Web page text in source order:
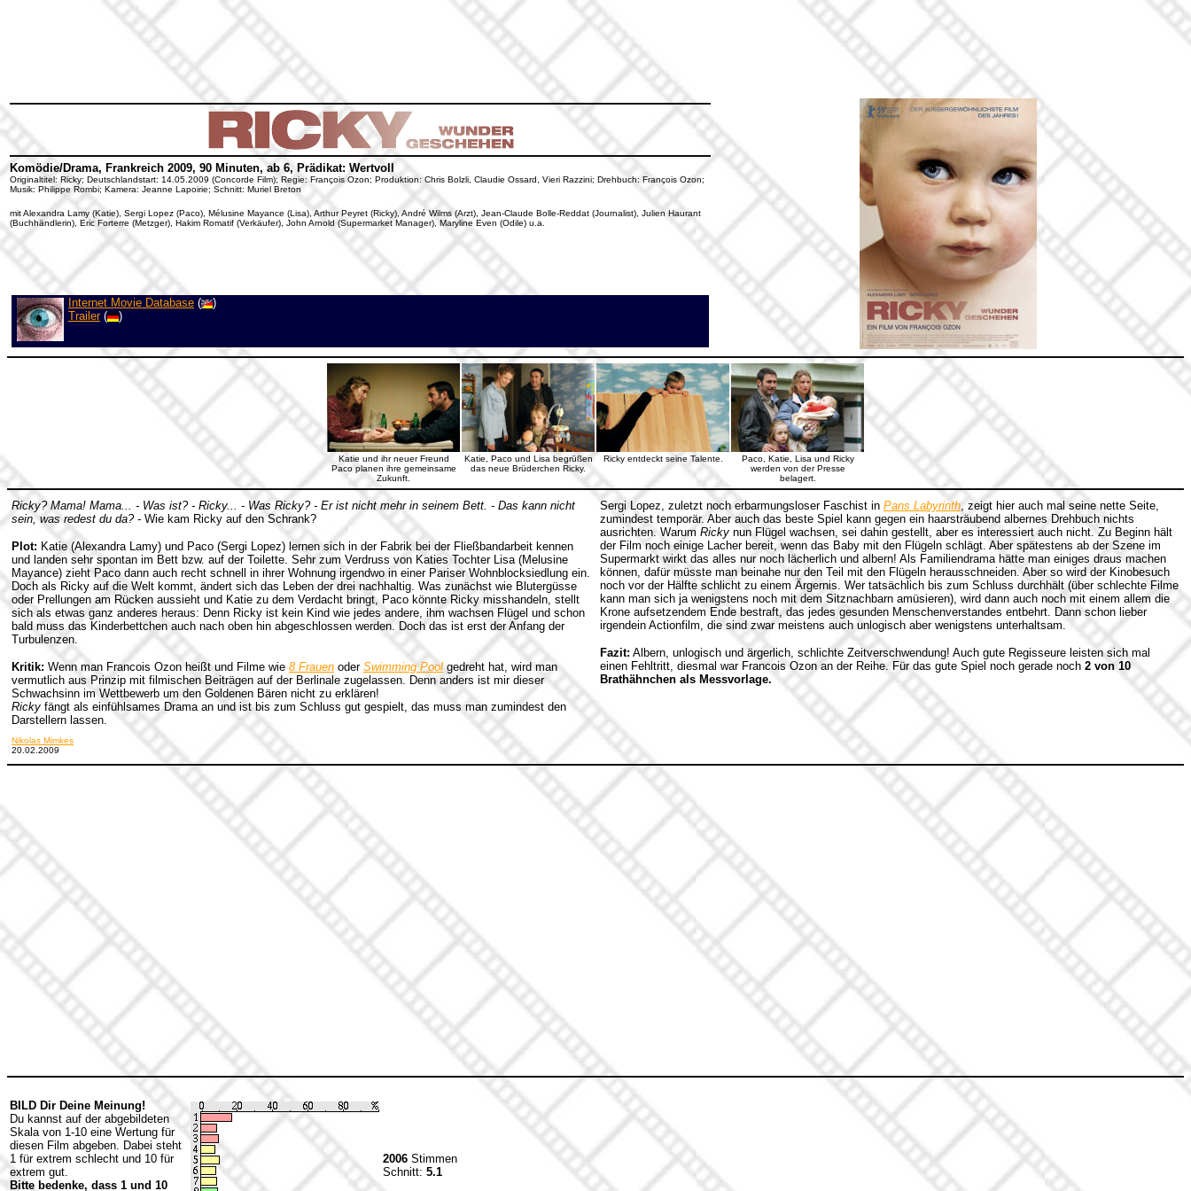
Komödie/Drama, Frankreich 2009, 90 Minuten, ab 6, Prädikat: Wertvoll
Originaltitel: Ricky; Deutschlandstart: 14.05.2009 (Concorde Film); Regie: François Ozon; Produktion: Chris Bolzli, Claudie Ossard, Vieri Razzini; Drehbuch: François Ozon;
Musik: Philippe Rombi; Kamera: Jeanne Lapoirie; Schnitt: Muriel Breton
mit Alexandra Lamy (Katie), Sergi Lopez (Paco), Mélusine Mayance (Lisa), Arthur Peyret (Ricky), André Wilms (Arzt), Jean-Claude Bolle-Reddat (Journalist), Julien Haurant
(Buchhändlerin), Eric Forterre (Metzger), Hakim Romatif (Verkäufer), John Arnold (Supermarket Manager), Maryline Even (Odile) u.a.
Internet Movie Database (
)
Trailer( )
Katie und ihr neuer Freund
Paco planen ihre gemeinsame
Zukunft.
Katie, Paco und Lisa begrüßen
das neue Brüderchen Ricky.
Ricky entdeckt seine Talente.
Paco, Katie, Lisa und Ricky
werden von der Presse
belagert.
Ricky? Mama! Mama... - Was ist? - Ricky... - Was Ricky? - Er ist nicht mehr in seinem Bett. - Das kann nicht
sein, was redest du da? - Wie kam Ricky auf den Schrank?
Plot: Katie (Alexandra Lamy) und Paco (Sergi Lopez) lernen sich in der Fabrik bei der Fließbandarbeit kennen
und landen sehr spontan im Bett bzw. auf der Toilette. Sehr zum Verdruss von Katies Tochter Lisa (Melusine
Mayance) zieht Paco dann auch recht schnell in ihrer Wohnung irgendwo in einer Pariser Wohnblocksiedlung ein.
Doch als Ricky auf die Welt kommt, ändert sich das Leben der drei nachhaltig. Was zunächst wie Blutergüsse
oder Prellungen am Rücken aussieht und Katie zu dem Verdacht bringt, Paco könnte Ricky misshandeln, stellt
sich als etwas ganz anderes heraus: Denn Ricky ist kein Kind wie jedes andere, ihm wachsen Flügel und schon
bald muss das Kinderbettchen auch nach oben hin abgeschlossen werden. Doch das ist erst der Anfang der
Turbulenzen.
Kritik: Wenn man Francois Ozon heißt und Filme wie 8 Frauen oder Swimming Pool gedreht hat, wird man
vermutlich aus Prinzip mit filmischen Beiträgen auf der Berlinale zugelassen. Denn anders ist mir dieser
Schwachsinn im Wettbewerb um den Goldenen Bären nicht zu erklären!
Ricky fängt als einfühlsames Drama an und ist bis zum Schluss gut gespielt, das muss man zumindest den
Darstellern lassen.
Sergi Lopez, zuletzt noch erbarmungsloser Faschist in Pans Labyrinth, zeigt hier auch mal seine nette Seite,
zumindest temporär. Aber auch das beste Spiel kann gegen ein haarsträubend albernes Drehbuch nichts
ausrichten. Warum Ricky nun Flügel wachsen, sei dahin gestellt, aber es interessiert auch nicht. Zu Beginn hält
der Film noch einige Lacher bereit, wenn das Baby mit den Flügeln schlägt. Aber spätestens ab der Szene im
Supermarkt wirkt das alles nur noch lächerlich und albern! Als Familiendrama hätte man einiges draus machen
können, dafür müsste man beinahe nur den Teil mit den Flügeln herausschneiden. Aber so wird der Kinobesuch
noch vor der Hälfte schlicht zu einem Ärgernis. Wer tatsächlich bis zum Schluss durchhält (über schlechte Filme
kann man sich ja wenigstens noch mit dem Sitznachbarn amüsieren), wird dann auch noch mit einem allem die
Krone aufsetzendem Ende bestraft, das jedes gesunden Menschenverstandes entbehrt. Dann schon lieber
irgendein Actionfilm, die sind zwar meistens auch unlogisch aber wenigstens unterhaltsam.
Fazit: Albern, unlogisch und ärgerlich, schlichte Zeitverschwendung! Auch gute Regisseure leisten sich mal
einen Fehltritt, diesmal war Francois Ozon an der Reihe. Für das gute Spiel noch gerade noch 2 von 10
Brathähnchen als Messvorlage.
Nikolas Mimkes
20.02.2009
BILD Dir Deine Meinung!
Du kannst auf der abgebildeten
Skala von 1-10 eine Wertung für
diesen Film abgeben. Dabei steht
1 für extrem schlecht und 10 für
extrem gut.
Bitte bedenke, dass 1 und 10
2006 Stimmen
Schnitt: 5.1